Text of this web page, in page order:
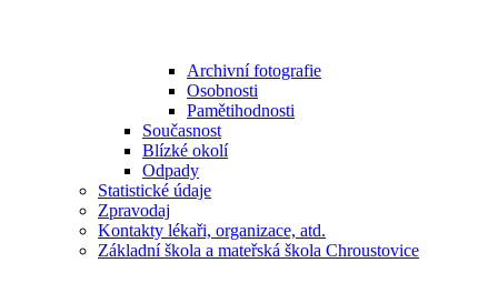
Archivní fotografie
Osobnosti
Pamětihodnosti
Současnost
Blízké okolí
Odpady
Statistické údaje
Zpravodaj
Kontakty lékaři, organizace, atd.
Základní škola a mateřská škola Chroustovice